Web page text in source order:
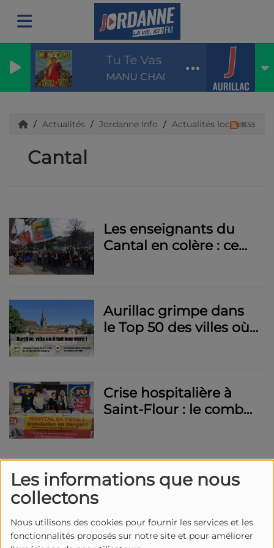
Les informations que nous
collectons
Nous utilisons des cookies pour fournir les services et les
fonctionnalités proposés sur notre site et pour améliorer
Tu Te Vas
MANU CHAO & LAETI
Actualités Jordanne Info Actualités locales
Cantal
RSS
Les enseignants du
Cantal en colère : ce
février 2024
Aurillac grimpe dans
le Top 50 des villes où
Crise hospitalière à
Saint-Flour : le combat
qualité
Dans le Cantal, les
agriculteurs bloquent